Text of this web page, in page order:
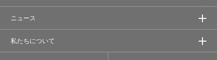
ニュース
私たちについて